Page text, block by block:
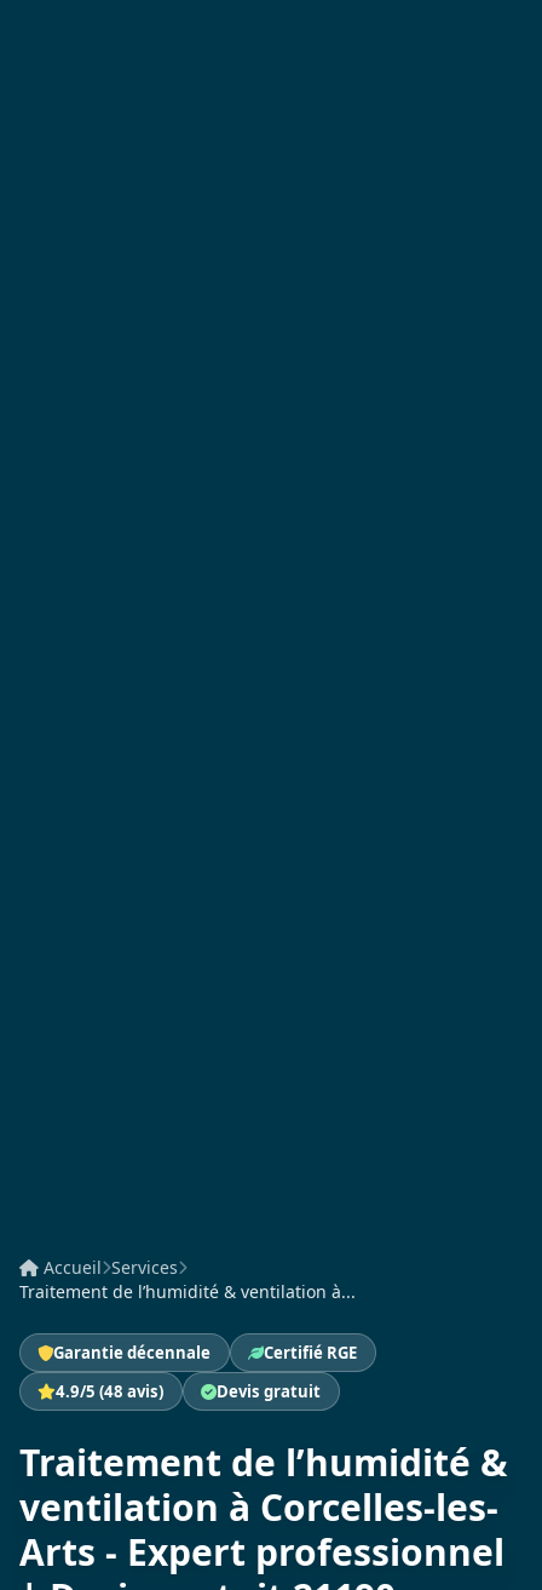
Accueil Services
Traitement de l’humidité & ventilation à...
Garantie décennale
Certifié RGE
4.9/5 (48 avis)
Devis gratuit
Traitement de l’humidité &
ventilation à Corcelles-les-
Arts - Expert professionnel